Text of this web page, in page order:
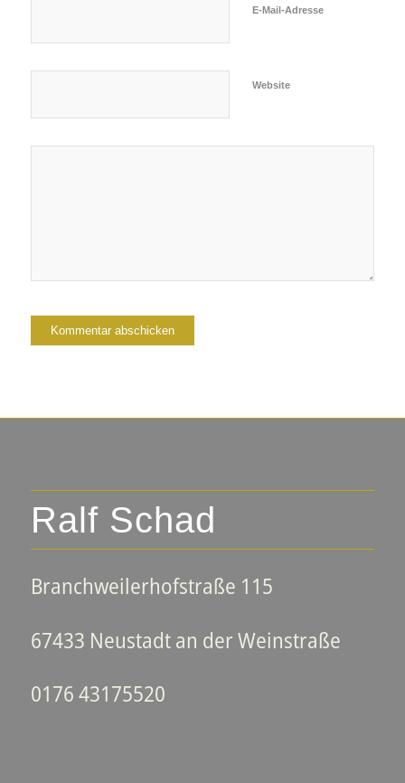
E-Mail-Adresse
Website
Ralf Schad
Branchweilerhofstraße 115
67433 Neustadt an der Weinstraße
0176 43175520